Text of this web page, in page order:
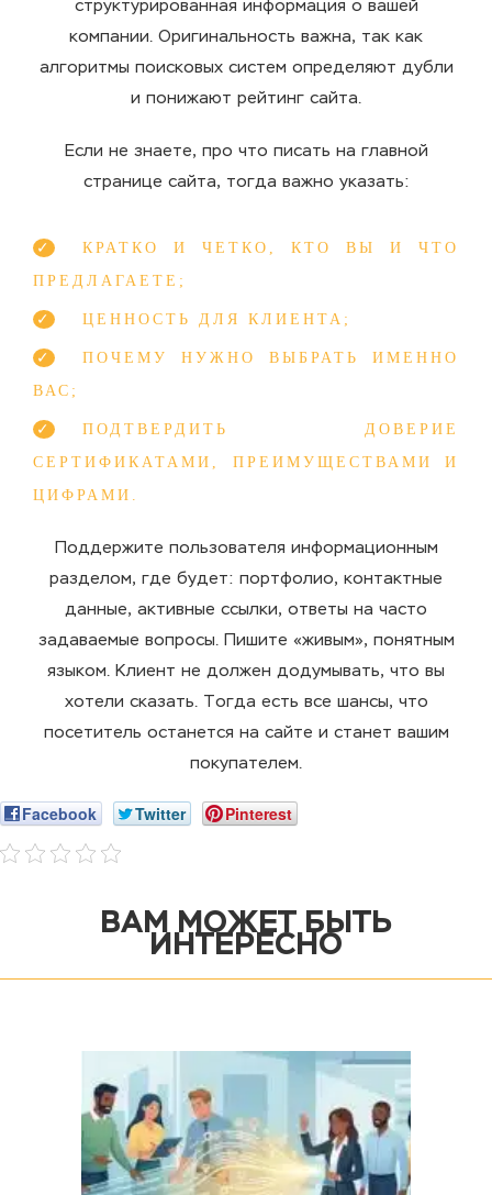
структурированная информация о вашей
компании. Оригинальность важна, так как
алгоритмы поисковых систем определяют дубли
и понижают рейтинг сайта.
Если не знаете, про что писать на главной
странице сайта, тогда важно указать:
КРАТКО И ЧЕТКО, КТО ВЫ И ЧТО
ПРЕДЛАГАЕТЕ;
ЦЕННОСТЬ ДЛЯ КЛИЕНТА;
ПОЧЕМУ НУЖНО ВЫБРАТЬ ИМЕННО
ВАС;
ПОДТВЕРДИТЬ ДОВЕРИЕ
СЕРТИФИКАТАМИ, ПРЕИМУЩЕСТВАМИ И
ЦИФРАМИ.
Поддержите пользователя информационным
разделом, где будет: портфолио, контактные
данные, активные ссылки, ответы на часто
задаваемые вопросы. Пишите «живым», понятным
языком. Клиент не должен додумывать, что вы
хотели сказать. Тогда есть все шансы, что
посетитель останется на сайте и станет вашим
покупателем.
Facebook Twitter Pinterest
ВАМ МОЖЕТ БЫТЬ
ИНТЕРЕСНО